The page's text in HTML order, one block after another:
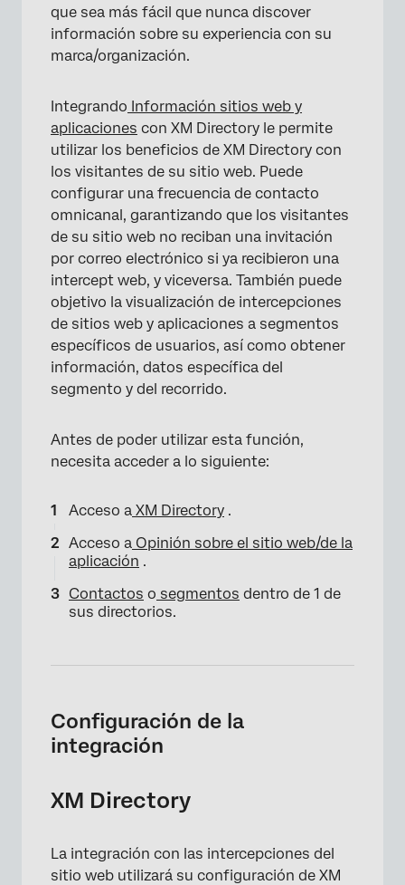
que sea más fácil que nunca discover
información sobre su experiencia con su
marca/organización.
Integrando Información sitios web y
aplicaciones con XM Directory le permite
utilizar los beneficios de XM Directory con
los visitantes de su sitio web. Puede
configurar una frecuencia de contacto
omnicanal, garantizando que los visitantes
de su sitio web no reciban una invitación
por correo electrónico si ya recibieron una
intercept web, y viceversa. También puede
objetivo la visualización de intercepciones
de sitios web y aplicaciones a segmentos
específicos de usuarios, así como obtener
información, datos específica del
segmento y del recorrido.
Antes de poder utilizar esta función,
necesita acceder a lo siguiente:
Acceso a XM Directory .
Acceso a Opinión sobre el sitio web/de la
aplicación .
Contactos o segmentos dentro de 1 de
sus directorios.
Configuración de la
integración
XM Directory
La integración con las intercepciones del
sitio web utilizará su configuración de XM